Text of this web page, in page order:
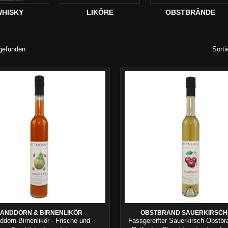
LIKÖRE OBSTBRÄNDE
& BIRNENLIKÖR
Birnenlikör - Frische und
OBSTBRAND
HOLZFASS GEREIFT
Fassgereifter Sauerkirsch-